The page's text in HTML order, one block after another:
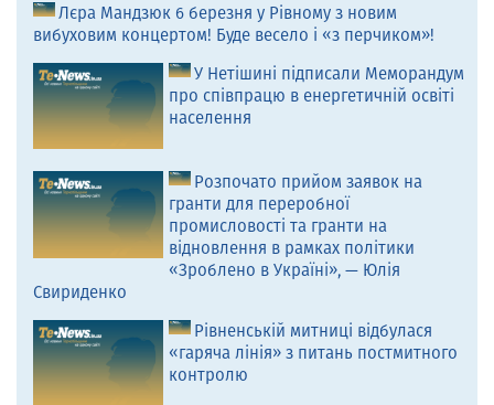
Лєра Мандзюк 6 березня у Рівному з новим
вибуховим концертом! Буде весело і «з перчиком»!
У Нетішині підписали Меморандум
про співпрацю в енергетичній освіті
населення
Розпочато прийом заявок на
гранти для переробної
промисловості та гранти на
відновлення в рамках політики
«Зроблено в Україні», — Юлія
Свириденко
Рівненській митниці відбулася
«гаряча лінія» з питань постмитного
контролю